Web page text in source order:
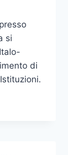
si
di